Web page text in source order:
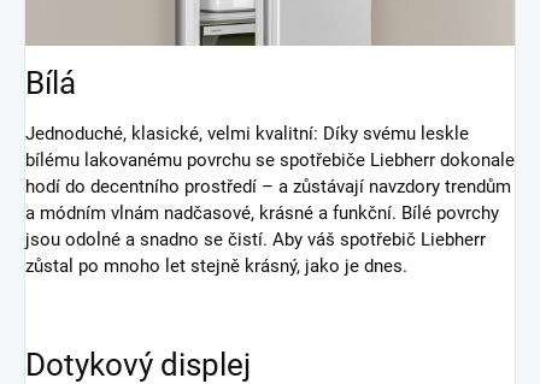
Bílá
Jednoduché, klasické, velmi kvalitní: Díky svému leskle
bílému lakovanému povrchu se spotřebiče Liebherr dokonale
hodí do decentního prostředí – a zůstávají navzdory trendům
a módním vlnám nadčasové, krásné a funkční. Bílé povrchy
jsou odolné a snadno se čistí. Aby váš spotřebič Liebherr
zůstal po mnoho let stejně krásný, jako je dnes.
Dotykový displej